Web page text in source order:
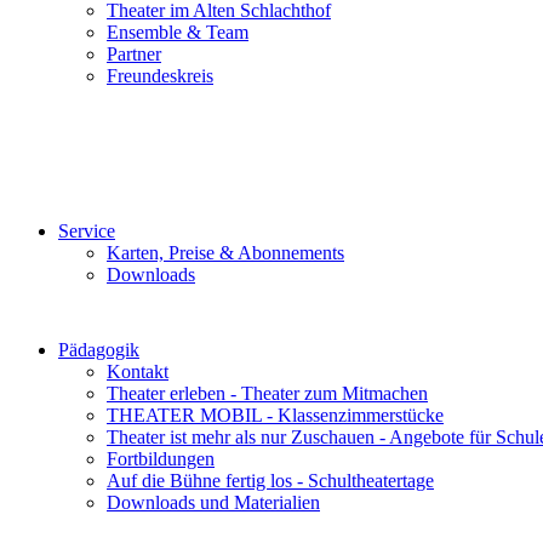
Theater im Alten Schlachthof
Ensemble & Team
Partner
Freundeskreis
Service
Karten, Preise & Abonnements
Downloads
Pädagogik
Kontakt
Theater erleben - Theater zum Mitmachen
THEATER MOBIL - Klassenzimmerstücke
Theater ist mehr als nur Zuschauen - Angebote für
Fortbildungen
Auf die Bühne fertig los - Schultheatertage
Downloads und Materialien